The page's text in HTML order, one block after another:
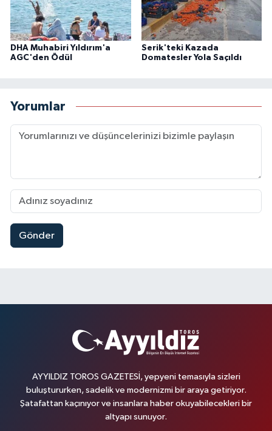
DHA Muhabiri Yıldırım'a
AGC'den Ödül
Serik'teki Kazada
Domatesler Yola Saçıldı
Yorumlar
Gönder
AYYILDIZ TOROS GAZETESİ, yepyeni temasıyla sizleri
buluştururken, sadelik ve modernizmi bir araya getiriyor.
Şatafattan kaçınıyor ve insanlara haber okuyabilecekleri bir
altyapı sunuyor.